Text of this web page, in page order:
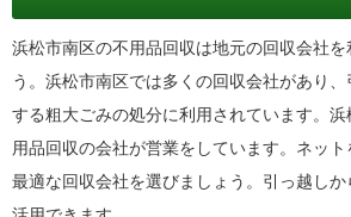
浜松市南区の不用品回収は地元の回収会社を
う。浜松市南区では多くの回収会社があり
する粗大ごみの処分に利用されています。
用品回収の会社が営業をしています。ネッ
最適な回収会社を選びましょう。引っ越しか